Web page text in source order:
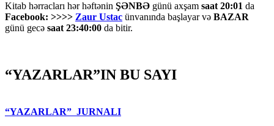
Kitab hərracları hər həftənin ŞƏNBƏ günü axşam saat 20:01 da
Facebook: >>>> Zaur Ustac ünvanında başlayar və BAZAR
günü gecə saat 23:40:00 da bitir.
“YAZARLAR”IN BU SAYI
“YAZARLAR” JURNALI